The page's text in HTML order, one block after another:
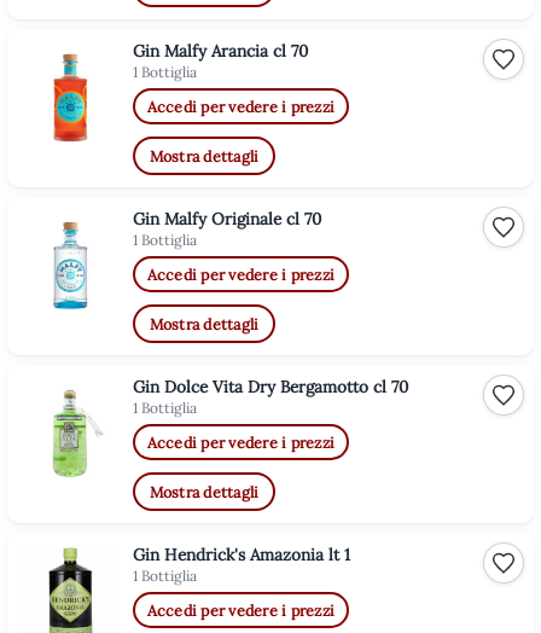
Gin Malfy Arancia cl 70
1 Bottiglia
Accedi per vedere i prezzi
Mostra dettagli
Gin Malfy Originale cl 70
1 Bottiglia
Accedi per vedere i prezzi
Mostra dettagli
Gin Dolce Vita Dry Bergamotto cl 70
1 Bottiglia
Accedi per vedere i prezzi
Mostra dettagli
Gin Hendrick's Amazonia lt 1
1 Bottiglia
Accedi per vedere i prezzi